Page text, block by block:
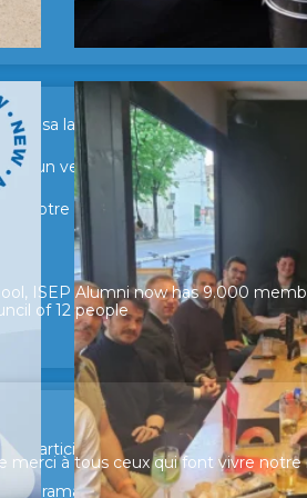
sa lancée ! 🚀🚀
d’un verre pour échanger, partager
notre réseau.
participer et faire entendre votre
complet de la situation
ISEP Alumni now has 9.000
of 12 people
à tous ceux qui font vivre notre